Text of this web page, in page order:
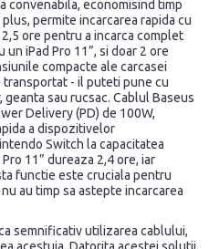
convenabila, economisind timp
permite incarcarea rapida cu
ore pentru a incarca complet
iPad Pro 11”, si doar 2 ore
compacte ale carcasei
- il puteti pune cu
sau rucsac. Cablul Baseus
Delivery (PD) de 100W,
a dispozitivelor
Switch la capacitatea
11” dureaza 2,4 ore, iar
functie este cruciala pentru
au timp sa astepte incarcarea
semnificativ utilizarea cablului,